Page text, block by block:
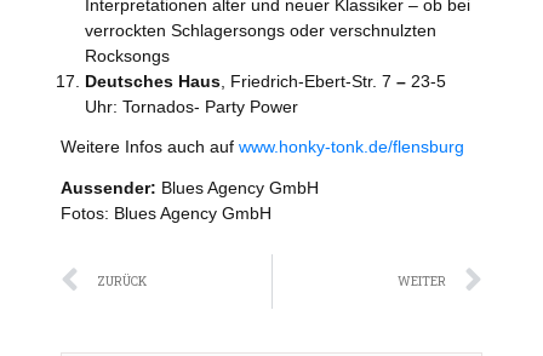
Interpretationen alter und neuer Klassiker – ob bei
verrockten Schlagersongs oder verschnulzten
Rocksongs
Deutsches Haus , Friedrich-Ebert-Str. 7 – 23-5
Uhr: Tornados- Party Power
Weitere Infos auch auf www.honky-tonk.de/flensburg
Aussender: Blues Agency GmbH
Fotos: Blues Agency GmbH
Zurück
ZURÜCK WEITER